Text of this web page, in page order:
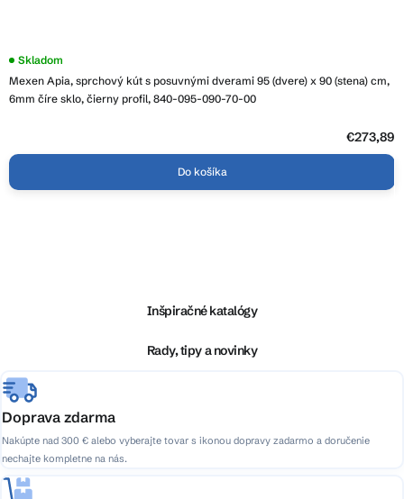
Mexen Apia, sprchový kút s posuvnými dverami 95 (dvere) x 90 (stena) cm,
6mm číre sklo, čierny profil, 840-095-090-70-00
Skladom
€273,89
Do košíka
e
Inšpiračné katalógy
Rady, tipy a novinky
Doprava zdarma
Nakúpte nad 300 € alebo vyberajte tovar s ikonou dopravy zadarmo a doručenie
nechajte kompletne na nás.